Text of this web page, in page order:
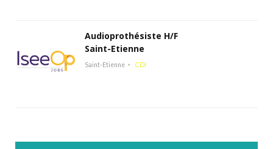
Audioprothésiste H/F
Saint-Etienne
Saint-Etienne CDI